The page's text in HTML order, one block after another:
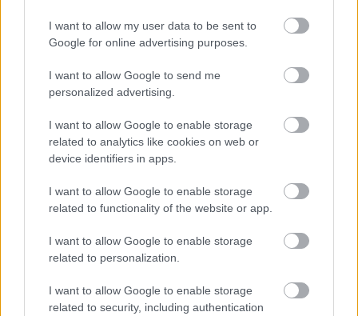
I want to allow my user data to be sent to
Google for online advertising purposes.
I want to allow Google to send me
personalized advertising.
I want to allow Google to enable storage
related to analytics like cookies on web or
device identifiers in apps.
I want to allow Google to enable storage
related to functionality of the website or app.
I want to allow Google to enable storage
related to personalization.
I want to allow Google to enable storage
related to security, including authentication
ΡΟΗ ΕΙΔΗΣΕΩΝ
«Αντίο» με ήττα για τις διεθνείς μας στο τουρνουά του
Ουρμπίνο
Το πάλεψε μέχρι τέλους η Εθνική γυναικών κόντρα
στην Ιταλία Β’
06/08/2026
Η FIVB σχεδιάζει να διοργανώσει το Παγκόσμιο
Πρωτάθλημα τον Δεκέμβριο – Αντιδρούν οι σύλλογοι